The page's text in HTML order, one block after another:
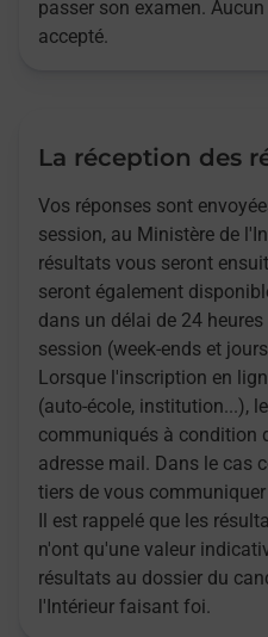
passer son examen.
accepté.
La réception des
Vos réponses sont
session, au Ministère de
résultats vous seront
seront également
dans un délai de 24
session (week-ends et
Lorsque l'inscription en
(auto-école, institution...),
communiqués à condition
adresse mail. Dans le cas
tiers de vous
Il est rappelé que les
n'ont qu'une valeur
résultats au dossier du
l'Intérieur faisant foi.